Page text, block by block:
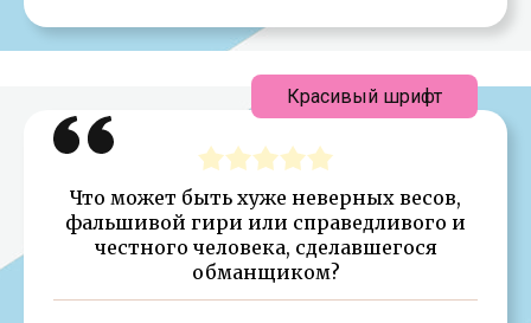
Что может быть хуже неверных весов,
фальшивой гири или справедливого и
честного человека, сделавшегося
обманщиком?
Красивый шрифт